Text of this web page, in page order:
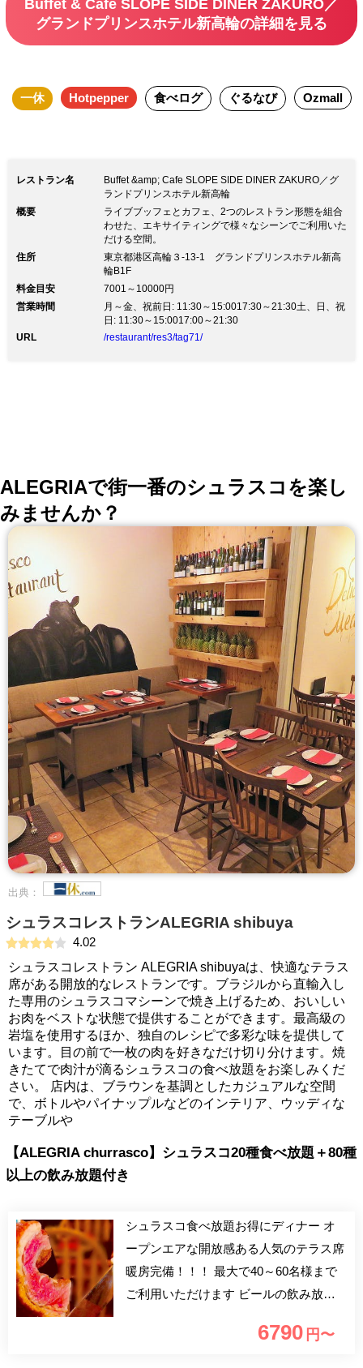
から徒歩圏内にあるおとなのビュッフェ
レストラン。 “コース料理のように楽し
ただけます。 シグネチャーメニューの
ルを彩るボトルロゼスシャンパンとピン
クの泡、サプライズにぴったりなアニバ
ーサリーデザートが大切な方とのお時間
を演出いたします。
Buffet & Cafe SLOPE SIDE DINER ZAKURO／
グランドプリンスホテル新高輪の詳細を見る
一休 Hotpepper 食べログ ぐるなび Ozmall
レストラン名
Buffet &amp; Cafe SLOPE SIDE DINER ZAKURO／グ
ランドプリンスホテル新高輪
概要
ライブブッフェとカフェ、2つのレストラン形態を組合
わせた、エキサイティングで様々なシーンでご利用いた
だける空間。
住所
東京都港区高輪３-13-1 グランドプリンスホテル新高
輪B1F
料金目安
7001～10000円
営業時間
月～金、祝前日: 11:30～15:0017:30～21:30土、日、祝
日: 11:30～15:0017:00～21:30
URL
/restaurant/res3/tag71/
ALEGRIAで街一番のシュラスコを楽し
みませんか？
出典：
シュラスコレストランALEGRIA shibuya
4.02
シュラスコレストラン ALEGRIA shibuyaは、快適なテラス
席がある開放的なレストランです。ブラジルから直輸入し
た専用のシュラスコマシーンで焼き上げるため、おいしい
お肉をベストな状態で提供することができます。最高級の
岩塩を使用するほか、独自のレシピで多彩な味を提供して
います。目の前で一枚の肉を好きなだけ切り分けます。焼
きたてで肉汁が滴るシュラスコの食べ放題をお楽しみくだ
さい。 店内は、ブラウンを基調としたカジュアルな空間
で、ボトルやパイナップルなどのインテリア、ウッディな
テーブルや
【ALEGRIA churrasco】シュラスコ20種食べ放題＋80種
以上の飲み放題付き
シュラスコ食べ放題お得にディナー オ
ープンエアな開放感ある人気のテラス席
暖房完備！！！ 最大で40～60名様まで
ご利用いただけます ビールの飲み放題
コ食べ放題も楽しめます！ テラス席は
6790 円〜